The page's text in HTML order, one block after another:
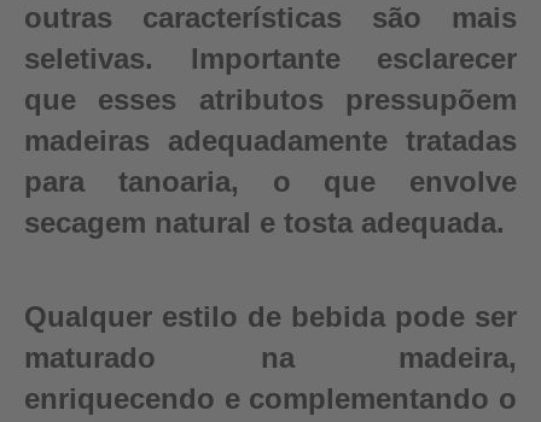
outras características são mais
seletivas. Importante esclarecer
que esses atributos pressupõem
madeiras adequadamente tratadas
para tanoaria, o que envolve
secagem natural e tosta adequada.
Qualquer estilo de bebida pode ser
maturado na madeira,
enriquecendo e complementando o